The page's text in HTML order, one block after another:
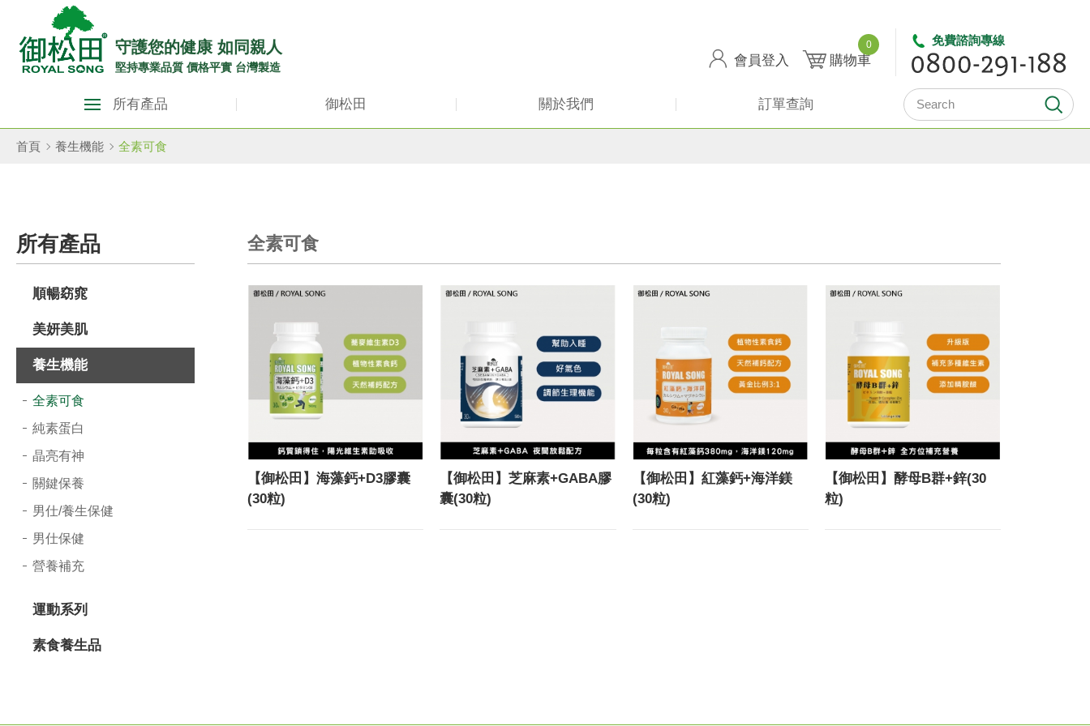
松
田
康
館
ROYAL
SONG
守護您的健康 如同親人
堅持專業品質 價格平實 台灣製造 會員登入 購物車
0 免費諮詢專線
田
生
活
館
ROYAL
SONG::
主
導
覽
選
單
所有產品 御松田 關於我們 訂單查詢
首頁 養生機能 全素可食
所有產品
順暢窈窕
美妍美肌
養生機能
全素可食
純素蛋白
晶亮有神
關鍵保養
男仕/養生保健
男仕保健
營養補充
運動系列
素食養生品
全素可食
【御松田】海藻鈣+D3膠囊
(30粒)
【御松田】芝麻素+GABA膠
囊(30粒)
【御松田】紅藻鈣+海洋鎂
(30粒)
【御松田】酵母B群+鋅(30
粒)